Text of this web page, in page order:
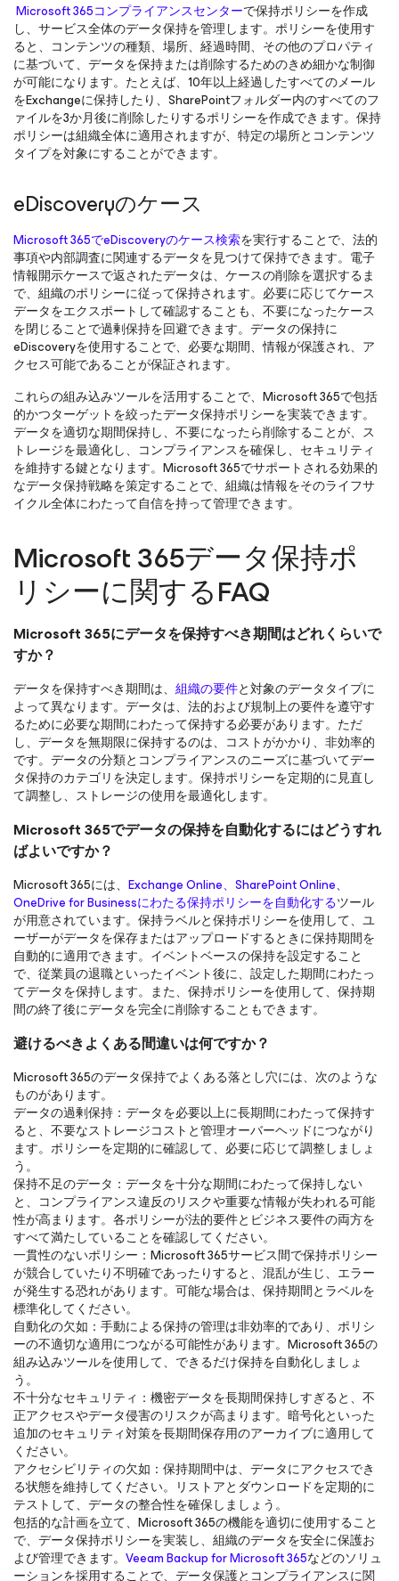
Microsoft 365コンプライアンスセンターで保持ポリシーを作成
し、サービス全体のデータ保持を管理します。ポリシーを使用す
ると、コンテンツの種類、場所、経過時間、その他のプロパティ
に基づいて、データを保持または削除するためのきめ細かな制御
が可能になります。たとえば、10年以上経過したすべてのメール
をExchangeに保持したり、SharePointフォルダー内のすべてのフ
ァイルを3か月後に削除したりするポリシーを作成できます。保持
ポリシーは組織全体に適用されますが、特定の場所とコンテンツ
タイプを対象にすることができます。
eDiscoveryのケース
Microsoft 365でeDiscoveryのケース検索を実行することで、法的
事項や内部調査に関連するデータを見つけて保持できます。電子
情報開示ケースで返されたデータは、ケースの削除を選択するま
で、組織のポリシーに従って保持されます。必要に応じてケース
データをエクスポートして確認することも、不要になったケース
を閉じることで過剰保持を回避できます。データの保持に
eDiscoveryを使用することで、必要な期間、情報が保護され、ア
クセス可能であることが保証されます。
これらの組み込みツールを活用することで、Microsoft 365で包括
的かつターゲットを絞ったデータ保持ポリシーを実装できます。
データを適切な期間保持し、不要になったら削除することが、ス
トレージを最適化し、コンプライアンスを確保し、セキュリティ
を維持する鍵となります。Microsoft 365でサポートされる効果的
なデータ保持戦略を策定することで、組織は情報をそのライフサ
イクル全体にわたって自信を持って管理できます。
Microsoft 365データ保持ポ
リシーに関するFAQ
Microsoft 365にデータを保持すべき期間はどれくらいで
すか？
データを保持すべき期間は、 組織の要件と対象のデータタイプに
よって異なります。データは、法的および規制上の要件を遵守す
るために必要な期間にわたって保持する必要があります。ただ
し、データを無期限に保持するのは、コストがかかり、非効率的
です。データの分類とコンプライアンスのニーズに基づいてデー
タ保持のカテゴリを決定します。保持ポリシーを定期的に見直し
て調整し、ストレージの使用を最適化します。
Microsoft 365でデータの保持を自動化するにはどうすれ
ばよいですか？
Microsoft 365には、 Exchange Online、SharePoint Online、
OneDrive for Businessにわたる保持ポリシーを自動化するツール
が用意されています。保持ラベルと保持ポリシーを使用して、ユ
ーザーがデータを保存またはアップロードするときに保持期間を
自動的に適用できます。イベントベースの保持を設定すること
で、従業員の退職といったイベント後に、設定した期間にわたっ
てデータを保持します。また、保持ポリシーを使用して、保持期
間の終了後にデータを完全に削除することもできます。
避けるべきよくある間違いは何ですか？
Microsoft 365のデータ保持でよくある落とし穴には、次のような
ものがあります。
データの過剰保持：データを必要以上に長期間にわたって保持す
ると、不要なストレージコストと管理オーバーヘッドにつながり
ます。ポリシーを定期的に確認して、必要に応じて調整しましょ
う。
保持不足のデータ：データを十分な期間にわたって保持しない
と、コンプライアンス違反のリスクや重要な情報が失われる可能
性が高まります。各ポリシーが法的要件とビジネス要件の両方を
すべて満たしていることを確認してください。
一貫性のないポリシー：Microsoft 365サービス間で保持ポリシー
が競合していたり不明確であったりすると、混乱が生じ、エラー
が発生する恐れがあります。可能な場合は、保持期間とラベルを
標準化してください。
自動化の欠如：手動による保持の管理は非効率的であり、ポリシ
ーの不適切な適用につながる可能性があります。Microsoft 365の
組み込みツールを使用して、できるだけ保持を自動化しましょ
う。
不十分なセキュリティ：機密データを長期間保持しすぎると、不
正アクセスやデータ侵害のリスクが高まります。暗号化といった
追加のセキュリティ対策を長期間保存用のアーカイブに適用して
ください。
アクセシビリティの欠如：保持期間中は、データにアクセスでき
る状態を維持してください。リストアとダウンロードを定期的に
テストして、データの整合性を確保しましょう。
包括的な計画を立て、Microsoft 365の機能を適切に使用すること
で、データ保持ポリシーを実装し、組織のデータを安全に保護お
よび管理できます。 Veeam Backupfor Microsoft 365などのソリュ
ーションを採用することで、データ保護とコンプライアンスに関